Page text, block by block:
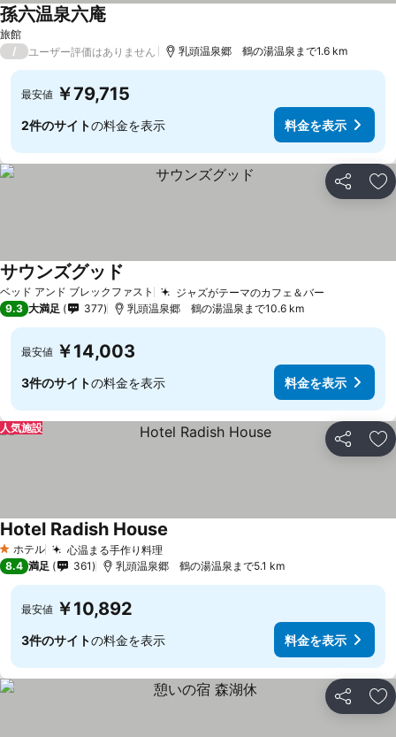
旅館
孫六温泉六庵
/ ユーザー評価はありません 乳頭温泉郷 鶴の湯温泉まで1.6 km
最安値 ￥79,715
2件のサイトの料金を表示 料金を表示
シェア お
ベッド アンド ブレックファスト ジャズがテーマのカフェ＆バー
サウンズグッド
9.3 大満足 377 乳頭温泉郷 鶴の湯温泉まで10.6 km
最安値 ￥14,003
3件のサイトの料金を表示 料金を表示
シェア お
人気施設
1 ホテルのランク
ホテル 心温まる手作り料理
Hotel Radish House
8.4 満足 361 乳頭温泉郷 鶴の湯温泉まで5.1 km
最安値 ￥10,892
3件のサイトの料金を表示 料金を表示
シェア お